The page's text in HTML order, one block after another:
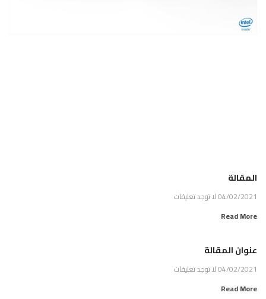
المقالة
04/02/2021لا توجد تعليقات
Read More
عنوان المقالة
04/02/2021لا توجد تعليقات
Read More